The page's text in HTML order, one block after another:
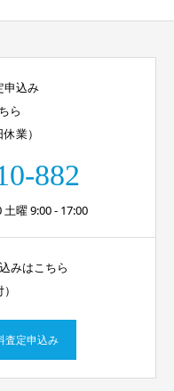
申込み
ら
業）
882
曜 9:00 - 17:00
みはこちら
査定申込み